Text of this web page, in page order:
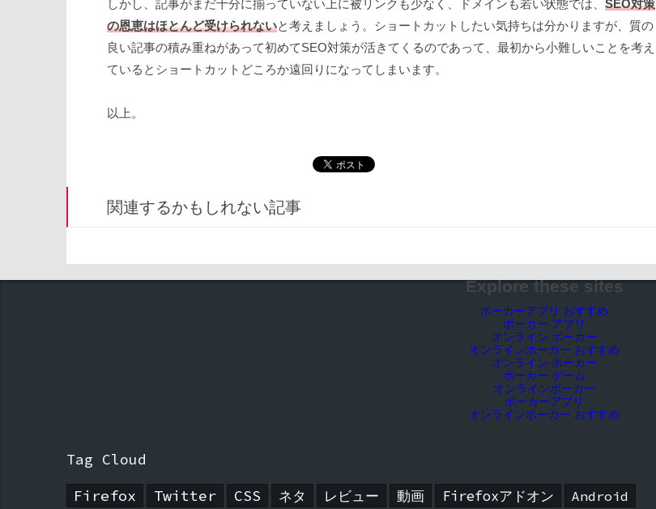
しかし、記事がまだ十分に揃っていない上に被リンクも少なく、ドメインも若い状態では、 SEO対策
の恩恵はほとんど受けられないと考えましょう。ショートカットしたい気持ちは分かりますが、質の
良い記事の積み重ねがあって初めてSEO対策が活きてくるのであって、最初から小難しいことを考え
ているとショートカットどころか遠回りになってしまいます。
以上。
関連するかもしれない記事
Explore these sites
ポーカーアプリ おすすめ
ポーカー アプリ
オンライン ポーカー
オンラインポーカー おすすめ
オンライン ポーカー
ポーカー ゲーム
オンラインポーカー
ポーカーアプリ
オンラインポーカー おすすめ
Tag Cloud
Firefox
Twitter CSS ネタ レビュー 動画 Firefoxアドオン Android